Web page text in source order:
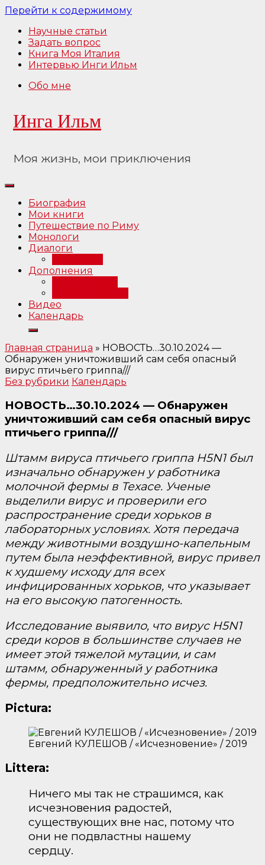
Перейти к содержимому
Научные статьи
Задать вопрос
Книга Моя Италия
Интервью Инги Ильм
Обо мне
Инга Ильм
Моя жизнь, мои приключения
Биография
Мои книги
Путешествие по Риму
Монологи
Диалоги
Дополнения
Видео
Календарь
Главная страница » НОВОСТЬ…30.10.2024 —
Обнаружен уничтоживший сам себя опасный
вирус птичьего гриппа///
Без рубрики Календарь
НОВОСТЬ…30.10.2024 — Обнаружен
уничтоживший сам себя опасный вирус
птичьего гриппа///
Штамм вируса птичьего гриппа H5N1 был
изначально обнаружен у работника
молочной фермы в Техасе. Ученые
выделили вирус и проверили его
распространение среди хорьков в
лабораторных условиях. Хотя передача
между животными воздушно-капельным
путем была неэффективной, вирус привел
к худшему исходу для всех
инфицированных хорьков, что указывает
на его высокую патогенность.
Исследование выявило, что вирус H5N1
среди коров в большинстве случаев не
имеет этой тяжелой мутации, и сам
штамм, обнаруженный у работника
фермы, предположительно исчез.
Pictura:
Евгений КУЛЕШОВ / «Исчезновение» / 2019
Littera:
Ничего мы так не страшимся, как
исчезновения радостей,
существующих вне нас, потому что
они не подвластны нашему
сердцу.